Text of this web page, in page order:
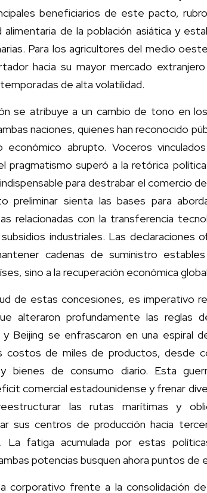
beneficiarios de este pacto,
alimentaria de la población asiática y
Para los agricultores del medio
hacia su mayor mercado
de alta volatilidad.
se atribuye a un cambio de tono en
naciones, quienes han reconocido
económico abrupto. Voceros
pragmatismo superó a la retórica
para destrabar el comercio
preliminar sienta las bases para
relacionadas con la transferencia
industriales. Las declaraciones
cadenas de suministro
sino a la recuperación económica
de estas concesiones, es imperativo
alteraron profundamente las reglas
Beijing se enfrascaron en una espiral
costos de miles de productos, desde
bienes de consumo diario. Esta
comercial estadounidense y frenar
las rutas marítimas y
sus centros de producción hacia
La fatiga acumulada por estas
potencias busquen ahora puntos de
corporativo frente a la consolidación